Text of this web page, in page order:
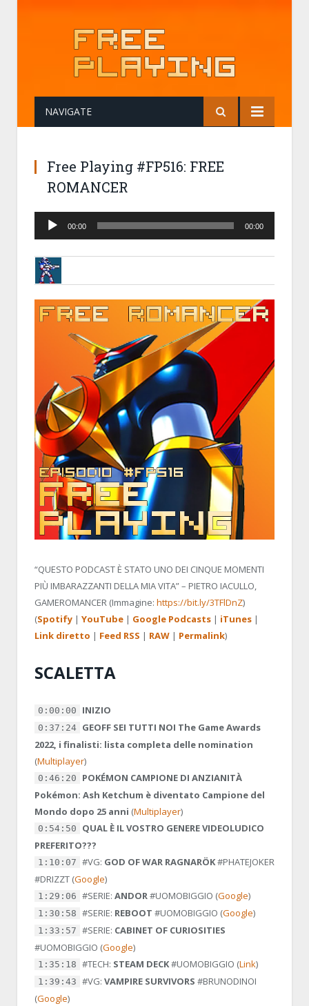
NAVIGATE
Free Playing #FP516: FREE
ROMANCER
Audio
00:00 00:00
BRUNOB16-11-2022 17:09FREE PLAYING #FP516: FREE ROMANCER
“QUESTO PODCAST È STATO UNO DEI CINQUE MOMENTI
PIÙ IMBARAZZANTI DELLA MIA VITA” – PIETRO IACULLO,
GAMEROMANCER (Immagine: https://bit.ly/3TFlDnZ)
(Spotify | YouTube | Google Podcasts | iTunes |
Link diretto | Feed RSS | RAW | Permalink)
SCALETTA
0:00:00 INIZIO
0:37:24 GEOFF SEI TUTTI NOI The Game Awards
2022, i finalisti: lista completa delle nomination
(Multiplayer)
0:46:20
POKÉMON CAMPIONE DI ANZIANITÀ
Pokémon: Ash Ketchum è diventato Campione del
Mondo dopo 25 anni (Multiplayer)
0:54:50
QUAL È IL VOSTRO GENERE VIDEOLUDICO
PREFERITO???
1:10:07 #VG: GOD OF WAR RAGNARÖK#PHATEJOKER
#DRIZZT (Google)
1:29:06 #SERIE: ANDOR#UOMOBIGGIO (Google)
1:30:58 #SERIE: REBOOT #UOMOBIGGIO (Google)
1:33:57 #SERIE: CABINET OF CURIOSITIES
#UOMOBIGGIO (Google)
1:35:18 #TECH: STEAM DECK#UOMOBIGGIO (Link)
1:39:43 #VG: VAMPIRE SURVIVORS #BRUNODINOI
(Google)